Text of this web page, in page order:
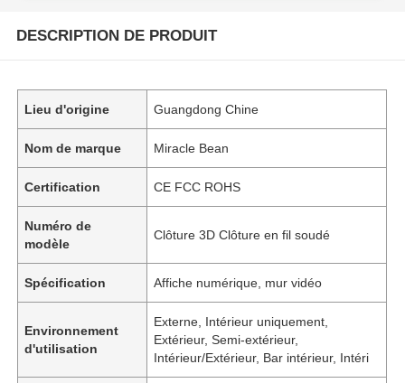
DESCRIPTION DE PRODUIT
Lieu d'origine Guangdong Chine
Nom de marque Miracle Bean
Certification CE FCC ROHS
Numéro de
modèle
Clôture 3D Clôture en fil soudé
Spécification Affiche numérique, mur vidéo
Environnement
d'utilisation
Externe, Intérieur uniquement,
Extérieur, Semi-extérieur,
Intérieur/Extérieur, Bar intérieur, Intéri